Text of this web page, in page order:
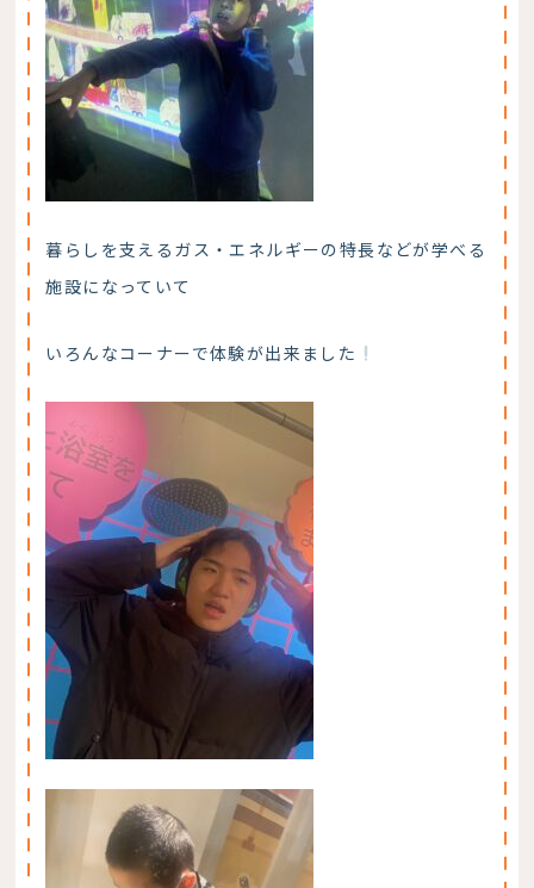
暮らしを支えるガス・エネルギーの特長などが学べる
施設になっていて
いろんなコーナーで体験が出来ました